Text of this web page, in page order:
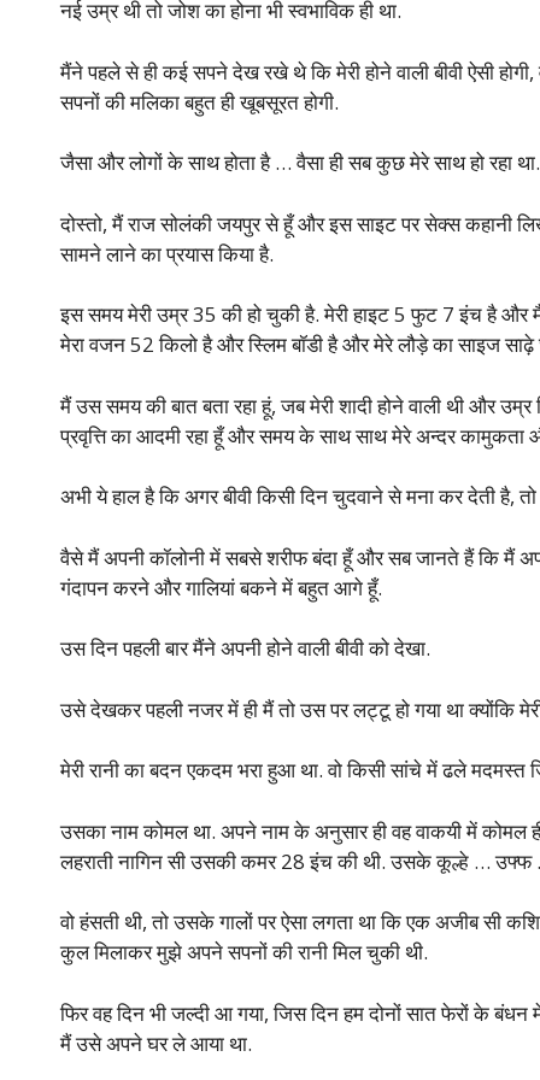
नई उम्र थी तो जोश का होना भी स्वभाविक ही था.
मैंने पहले से ही कई सपने देख रखे थे कि मेरी होने वाली बीवी ऐसी
सपनों की मलिका बहुत ही खूबसूरत होगी.
जैसा और लोगों के साथ होता है … वैसा ही सब कुछ मेरे साथ हो रहा था.
दोस्तो, मैं राज सोलंकी जयपुर से हूँ और इस साइट पर सेक्स कहानी
सामने लाने का प्रयास किया है.
इस समय मेरी उम्र 35 की हो चुकी है. मेरी हाइट 5 फुट 7 इंच है
मेरा वजन 52 किलो है और स्लिम बॉडी है और मेरे लौड़े का साइज
मैं उस समय की बात बता रहा हूं, जब मेरी शादी होने वाली थी और
प्रवृत्ति का आदमी रहा हूँ और समय के साथ साथ मेरे अन्दर कामुकता
अभी ये हाल है कि अगर बीवी किसी दिन चुदवाने से मना कर देती है,
वैसे मैं अपनी कॉलोनी में सबसे शरीफ बंदा हूँ और सब जानते हैं कि मैं
गंदापन करने और गालियां बकने में बहुत आगे हूँ.
उस दिन पहली बार मैंने अपनी होने वाली बीवी को देखा.
उसे देखकर पहली नजर में ही मैं तो उस पर लट्टू हो गया था क्योंकि
मेरी रानी का बदन एकदम भरा हुआ था. वो किसी सांचे में ढले मदमस्त
उसका नाम कोमल था. अपने नाम के अनुसार ही वह वाकयी में
लहराती नागिन सी उसकी कमर 28 इंच की थी. उसके कूल्हे …
वो हंसती थी, तो उसके गालों पर ऐसा लगता था कि एक अजीब सी
कुल मिलाकर मुझे अपने सपनों की रानी मिल चुकी थी.
फिर वह दिन भी जल्दी आ गया, जिस दिन हम दोनों सात फेरों के बंधन
मैं उसे अपने घर ले आया था.